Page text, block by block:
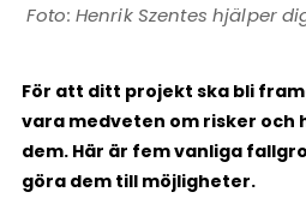
Henrik Szentes hjälper
För att ditt projekt ska bli
vara medveten om risker och
dem. Här är fem vanliga
göra dem till möjligheter.